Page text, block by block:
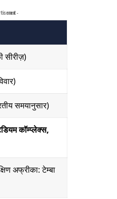
-
सीरीज़)
समयानुसार)
कॉम्प्लेक्स,
अफ्रीका: टेम्बा